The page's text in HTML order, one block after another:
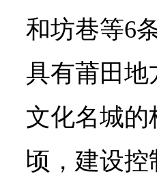
和坊巷等6
具有莆田
文化名城的
顷，建设控